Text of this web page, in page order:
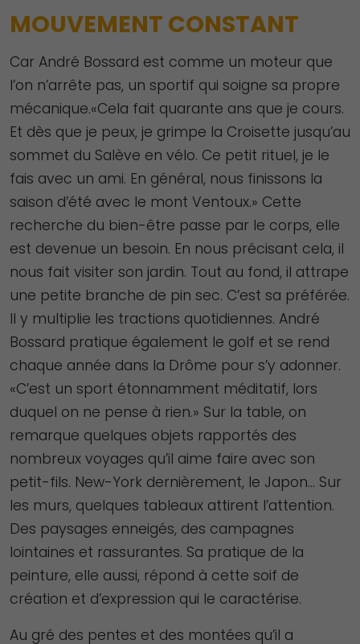
MOUVEMENT CONSTANT
Car André Bossard est comme un moteur que
l’on n’arrête pas, un sportif qui soigne sa propre
mécanique.«Cela fait quarante ans que je cours.
Et dès que je peux, je grimpe la Croisette jusqu’au
sommet du Salève en vélo. Ce petit rituel, je le
fais avec un ami. En général, nous finissons la
saison d’été avec le mont Ventoux.» Cette
recherche du bien-être passe par le corps, elle
est devenue un besoin. En nous précisant cela, il
nous fait visiter son jardin. Tout au fond, il attrape
une petite branche de pin sec. C’est sa préférée.
Il y multiplie les tractions quotidiennes. André
Bossard pratique également le golf et se rend
chaque année dans la Drôme pour s’y adonner.
«C’est un sport étonnamment méditatif, lors
duquel on ne pense à rien.» Sur la table, on
remarque quelques objets rapportés des
nombreux voyages qu’il aime faire avec son
petit-fils. New-York dernièrement, le Japon… Sur
les murs, quelques tableaux attirent l’attention.
Des paysages enneigés, des campagnes
lointaines et rassurantes. Sa pratique de la
peinture, elle aussi, répond à cette soif de
création et d’expression qui le caractérise.
Au gré des pentes et des montées qu’il a
sont
fonctionnement
du site Web.
Statistiques
Afin que nous
améliorer la
fonctionnalité
et la structure
du site Web,
en fonction
de la façon
dont le site
Web est
utilisé.
Experience
Afin que notre
site Web
fonctionne
aussi bien que
possible lors
de votre visite.
Si vous refusez
ces cookies,
certaines